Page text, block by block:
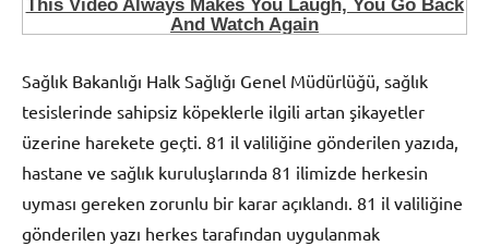
Sağlık Bakanlığı Halk Sağlığı Genel Müdürlüğü, sağlık
tesislerinde sahipsiz köpeklerle ilgili artan şikayetler
üzerine harekete geçti. 81 il valiliğine gönderilen yazıda,
hastane ve sağlık kuruluşlarında 81 ilimizde herkesin
uyması gereken zorunlu bir karar açıklandı. 81 il valiliğine
gönderilen yazı herkes tarafından uygulanmak